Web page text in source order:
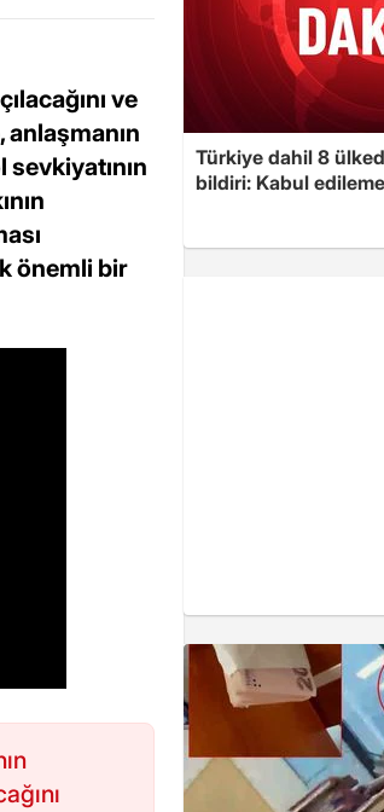
ve
anlaşmanın
önemli bir
Türkiye dahil 8
bildiri: Kabul